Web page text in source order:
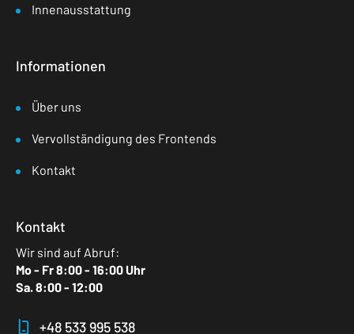
Innenausstattung
Informationen
Über uns
Vervollständigung des Frontends
Kontakt
Kontakt
Wir sind auf Abruf:
Mo - Fr 8:00 - 16:00 Uhr
Sa. 8:00 - 12:00
+48 533 995 538